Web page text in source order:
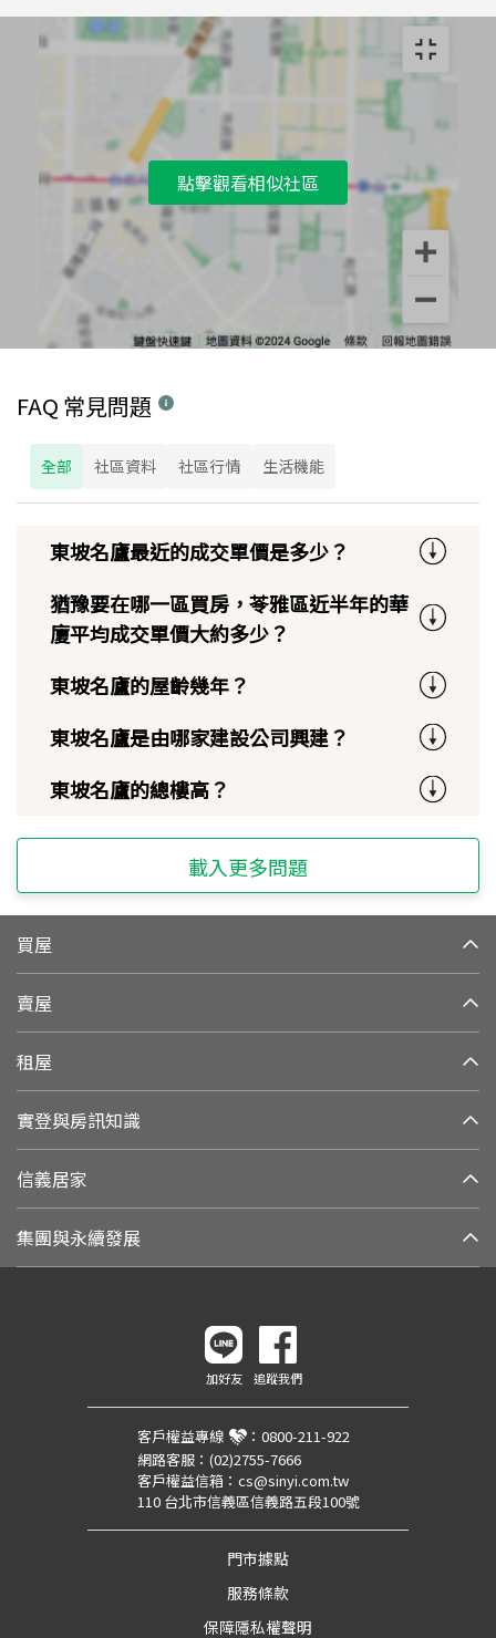
點擊觀看相似社區
FAQ 常見問題
全部 社區資料 社區行情 生活機能
東坡名廬最近的成交單價是多少？
猶豫要在哪一區買房，苓雅區近半年的華
廈平均成交單價大約多少？
東坡名廬的屋齡幾年？
東坡名廬是由哪家建設公司興建？
東坡名廬的總樓高？
載入更多問題
買屋
賣屋
租屋
實登與房訊知識
信義居家
集團與永續發展
加好友 追蹤我們
客戶權益專線 ： 0800-211-922
網路客服： (02)2755-7666
客戶權益信箱： cs@sinyi.com.tw
110 台北市信義區信義路五段100號
門市據點
服務條款
保障隱私權聲明